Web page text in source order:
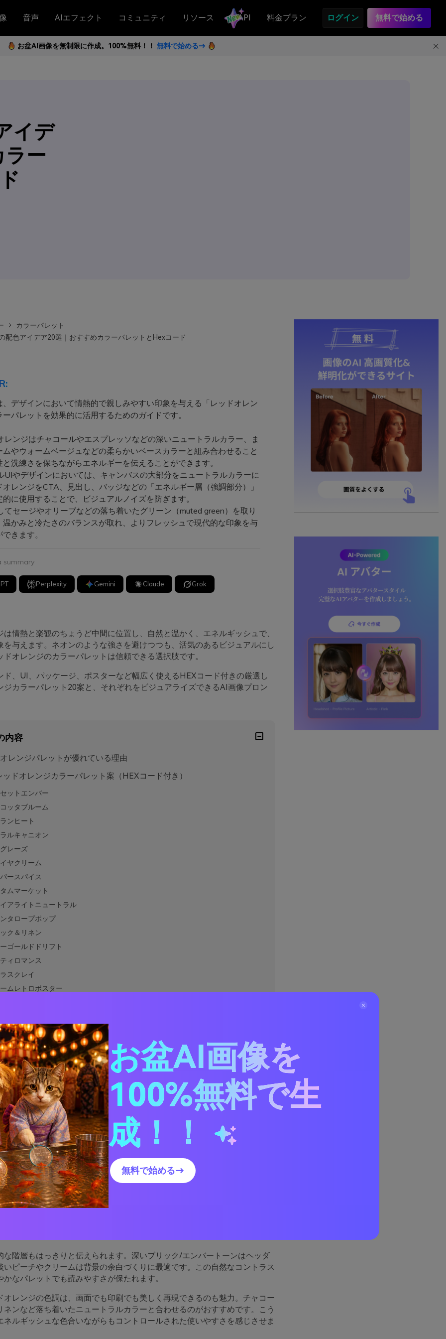
音声 AIエフェクト コミュニティ リソース API 料金プラン ログイン 無料で始める
お盆AI画像を無制限に作成。100%無料！！ 無料で始める→
イデ
ー
カラーパレット
配色アイデア20選｜おすすめカラーパレットとHexコード
、デザインにおいて情熱的で親しみやすい印象を与える「レッドオレン
パレットを効果的に活用するためのガイドです。
ンジはチャコールやエスプレッソなどの深いニュートラルカラー、ま
ムやウォームベージュなどの柔らかいベースカラーと組み合わせること
洗練さを保ちながらエネルギーを伝えることができます。
やデザインにおいては、キャンバスの大部分をニュートラルカラーに
レンジをCTA、見出し、バッジなどの「エネルギー層（強調部分）」
に使用することで、ビジュアルノイズを防ぎます。
セージやオリーブなどの落ち着いたグリーン（muted green）を取り
温かみと冷たさのバランスが取れ、よりフレッシュで現代的な印象を与
きます。
summary
Perplexity Gemini Claude Grok
は情熱と楽観のちょうど中間に位置し、自然と温かく、エネルギッシュで、
を与えます。ネオンのような強さを避けつつも、活気のあるビジュアルにし
オレンジのカラーパレットは信頼できる選択肢です。
ド、UI、パッケージ、ポスターなど幅広く使えるHEXコード付きの厳選し
ジカラーパレット20案と、それぞれをビジュアライズできるAI画像プロン
内容
レンジパレットが優れている理由
ッドオレンジカラーパレット案（HEXコード付き）
ットエンバー
ッタブルーム
ンヒート
ルキャニオン
レーズ
ヤクリーム
ースパイス
ムマーケット
アライトニュートラル
タロープポップ
ク＆リネン
ゴールドドリフト
ィロマンス
スクレイ
ムレトロポスター
レットアプリコットUI
スドココア
チャコール
レンジと相性のいい色は？
レンジカラーパレットを実際のデザインに活用する方法
ドオレンジのビジュアルを作成
レンジパレットが優れている
な階層もはっきりと伝えられます。深いブリック/エンバートーンはヘッダ
いピーチやクリームは背景の余白づくりに最適です。この自然なコントラス
なパレットでも読みやすさが保たれます。
オレンジの色調は、画面でも印刷でも美しく再現できるのも魅力。チャコー
ネンなど落ち着いたニュートラルカラーと合わせるのがおすすめです。こう
ネルギッシュな色合いながらもコントロールされた使いやすさを感じさせま
お盆AI画像を
100%無料で生
成！！
無料で始める→